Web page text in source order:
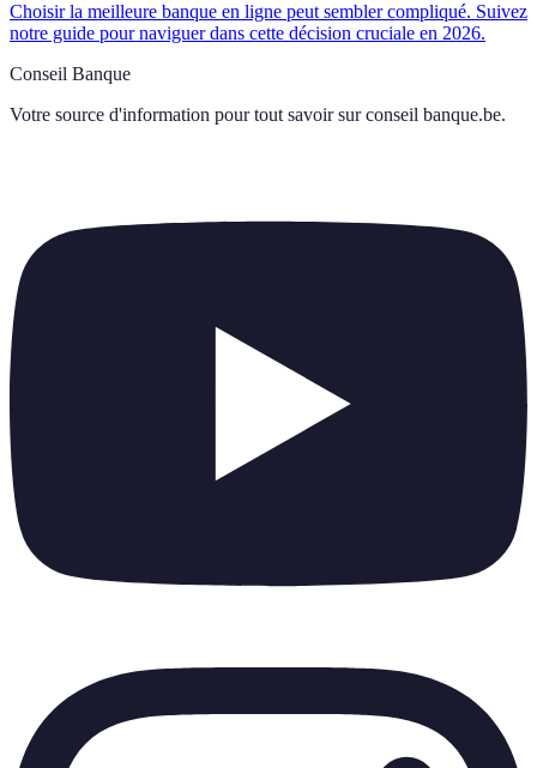
Choisir la meilleure banque en ligne peut sembler compliqué. Suivez
notre guide pour naviguer dans cette décision cruciale en 2026.
Conseil Banque
Votre source d'information pour tout savoir sur conseil banque.be.